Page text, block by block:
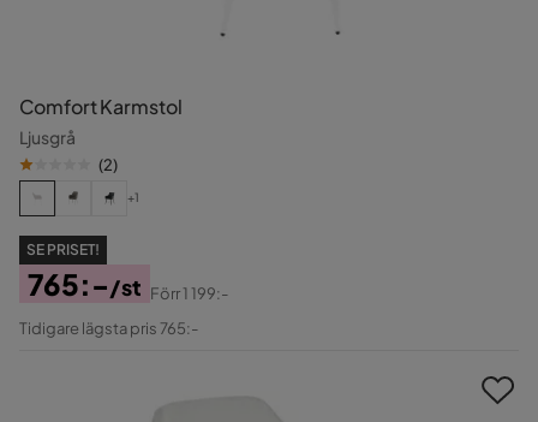
Comfort Karmstol
Ljusgrå
(2)
+1
SE PRISET!
Pris
765:-/st
Original
Förr1 199:-
Tidigare lägsta pris 765:-